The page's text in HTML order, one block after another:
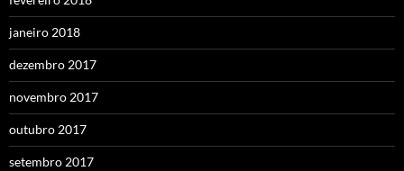
janeiro 2018
dezembro 2017
novembro 2017
outubro 2017
setembro 2017